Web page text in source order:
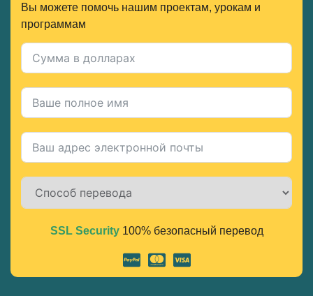
Вы можете помочь нашим проектам, урокам и
программам
Alternative:
SSL Security100% безопасный перевод